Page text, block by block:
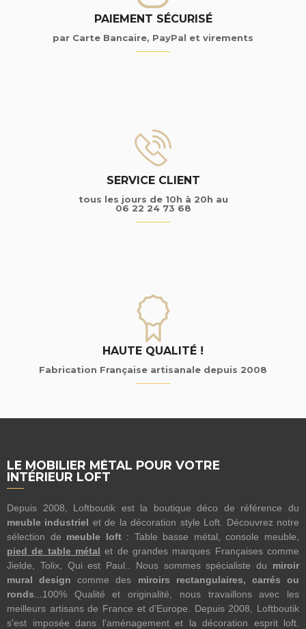
PAIEMENT SÉCURISÉ
par Carte Bancaire, PayPal et virements
SERVICE CLIENT
tous les jours de 10h à 20h au
06 22 24 73 68
HAUTE QUALITÉ !
Fabrication Française artisanale depuis 2008
LE MOBILIER MÉTAL POUR VOTRE
INTÉRIEUR LOFT
Depuis 2008, Loftboutik est la boutique déco de référence du
meuble industriel et de la décoration style Loft. Découvrez notre
sélection de meuble loft: Table basse métal, console meuble,
pied de table métal et de grandes marques Françaises comme
Jielde, Tolix, Qui est Paul.. Nous sommes spécialiste du miroir
mural design comme des miroirs rectangulaires, carrés ou
ronds ...100% Qualité et originalité, nous travaillons avec les
meilleurs artisans de France et d'Europe. Depuis 2008, Loftboutik
s'est imposée dans l'aménagement et la décoration esprit loft.